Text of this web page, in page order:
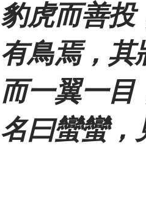
豹虎而善投
有鳥焉，其
而一翼一目
名曰蠻蠻，